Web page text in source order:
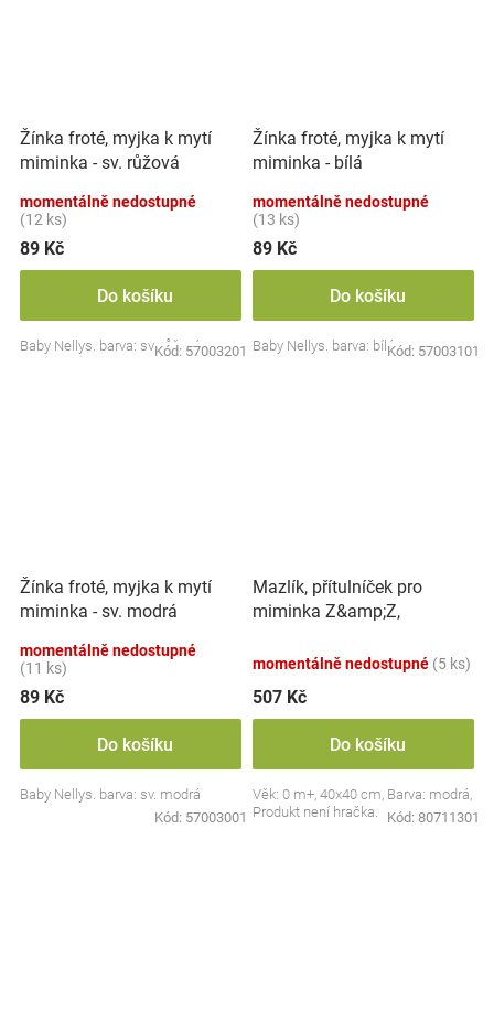
Žínka froté, myjka k mytí
miminka - sv. růžová
momentálně nedostupné
(12 ks)
89 Kč
Do košíku
Baby Nellys. barva: sv. růžová
Kód: 57003201
Žínka froté, myjka k mytí
miminka - bílá
momentálně nedostupné
(13 ks)
89 Kč
Do košíku
Baby Nellys. barva: bíláKód: 57003101
Žínka froté, myjka k mytí
miminka - sv. modrá
momentálně nedostupné
(11 ks)
89 Kč
Do košíku
Baby Nellys. barva: sv. modrá
Kód: 57003001
Mazlík, přítulníček pro
miminka Z&amp;Z,
momentálně nedostupné (5 ks)
507 Kč
Do košíku
Věk: 0 m+, 40x40 cm, Barva: modrá,
Produkt není hračka.
Kód: 80711301